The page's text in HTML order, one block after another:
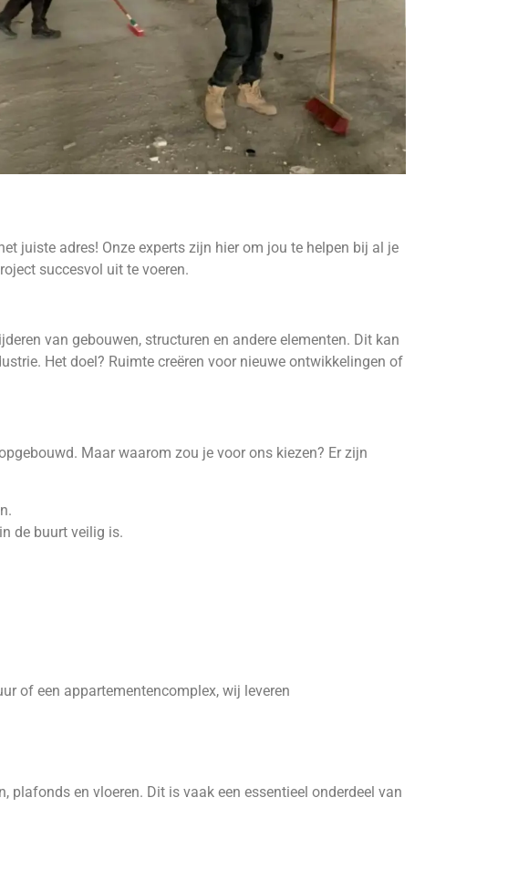
juiste adres! Onze experts zijn hier om jou te helpen bij al je
succesvol uit te voeren.
van gebouwen, structuren en andere elementen. Dit kan
Het doel? Ruimte creëren voor nieuwe ontwikkelingen of
Maar waarom zou je voor ons kiezen? Er zijn
de buurt veilig is.
of een appartementencomplex, wij leveren
plafonds en vloeren. Dit is vaak een essentieel onderdeel van